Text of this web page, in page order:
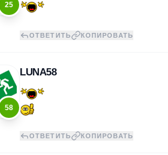
25
ОТВЕТИТЬ КОПИРОВАТЬ
58
LUNA58
ОТВЕТИТЬ КОПИРОВАТЬ